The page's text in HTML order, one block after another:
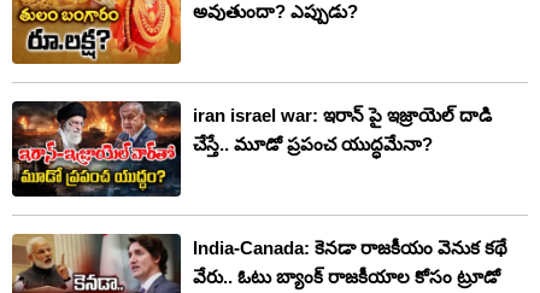
అవుతుందా? ఎప్పుడు?
iran israel war: ఇరాన్ పై ఇజ్రాయెల్ దాడి
చేస్తే.. మూడో ప్రపంచ యుద్ధమేనా?
India-Canada: కెనడా రాజకీయం వెనుక కథే
వేరు.. ఓటు బ్యాంక్ రాజకీయాల కోసం ట్రూడో